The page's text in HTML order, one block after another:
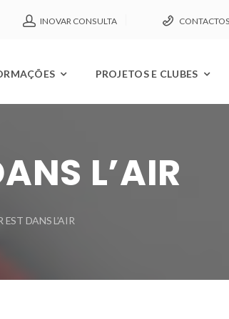
INOVAR CONSULTA CONTACTOS
PROJETOS E CLUBES
L’AIR
EST DANS L’AIR